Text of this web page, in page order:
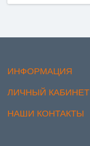
ИНФОРМАЦИЯ
ЛИЧНЫЙ КАБИНЕТ
НАШИ КОНТАКТЫ